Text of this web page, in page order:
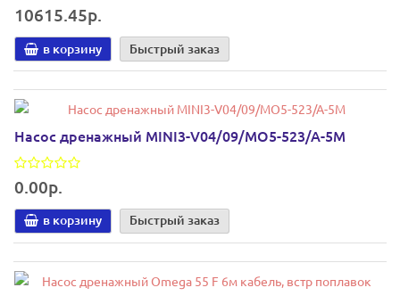
10615.45р.
в корзину Быстрый заказ
Насос дренажный MINI3-V04/09/MO5-523/A-5M
0.00р.
в корзину Быстрый заказ